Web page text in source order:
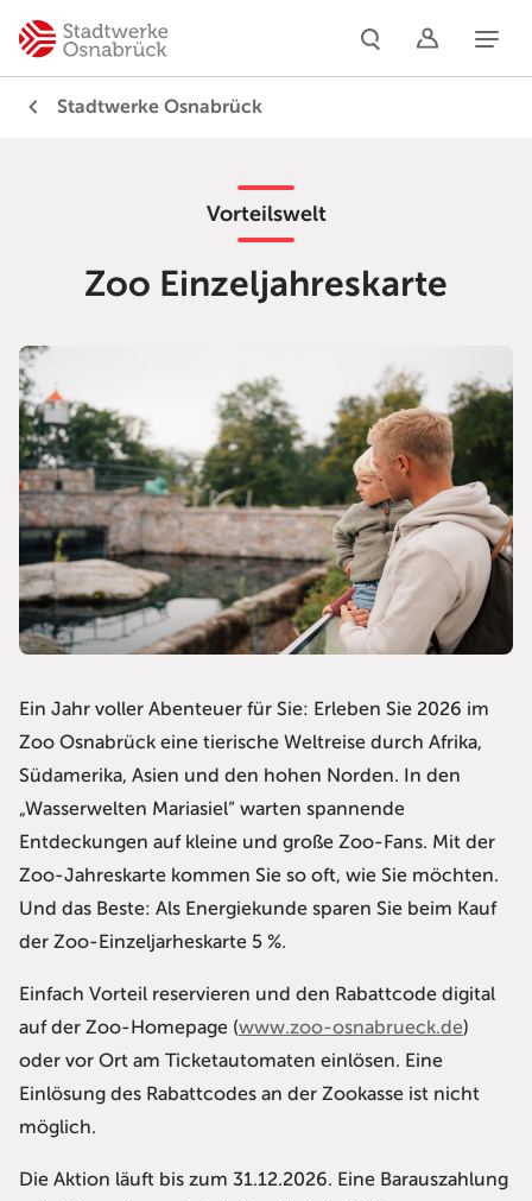
Stadtwerke Osnabrück
Vorteilswelt
Zoo Einzeljahreskarte
Ein Jahr voller Abenteuer für Sie: Erleben Sie 2026 im
Zoo Osnabrück eine tierische Weltreise durch Afrika,
Südamerika, Asien und den hohen Norden. In den
„Wasserwelten Mariasiel“ warten spannende
Entdeckungen auf kleine und große Zoo-Fans. Mit der
Zoo-Jahreskarte kommen Sie so oft, wie Sie möchten.​
Und das Beste: Als Energiekunde sparen Sie beim Kauf
der Zoo-Einzeljarheskarte 5 %.
Einfach Vorteil reservieren und den Rabattcode digital
auf der Zoo-Homepage (www.zoo-osnabrueck.de)
oder vor Ort am Ticketautomaten einlösen. Eine
Einlösung des Rabattcodes an der Zookasse ist nicht
möglich.
Die Aktion läuft bis zum 31.12.2026. Eine Barauszahlung